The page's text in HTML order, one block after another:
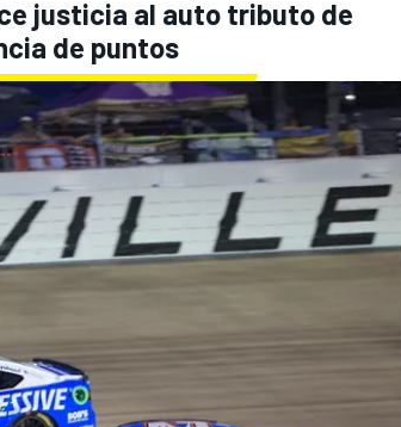
justicia al auto tributo de
de puntos